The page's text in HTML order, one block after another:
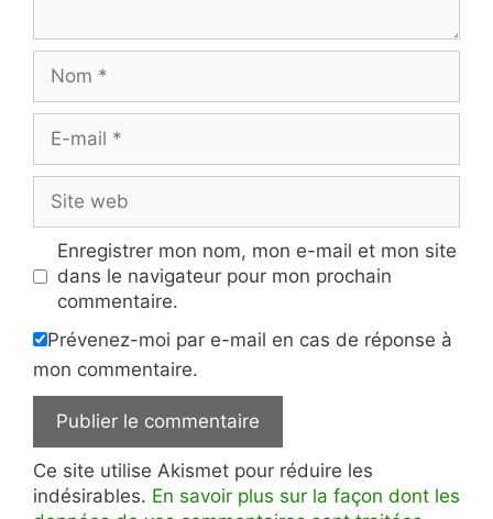
mail
web
Enregistrer mon nom, mon e-mail et mon site
dans le navigateur pour mon prochain
commentaire.
Prévenez-moi par e-mail en cas de réponse à
mon commentaire.
Ce site utilise Akismet pour réduire les
indésirables. En savoir plus sur la façon dont les